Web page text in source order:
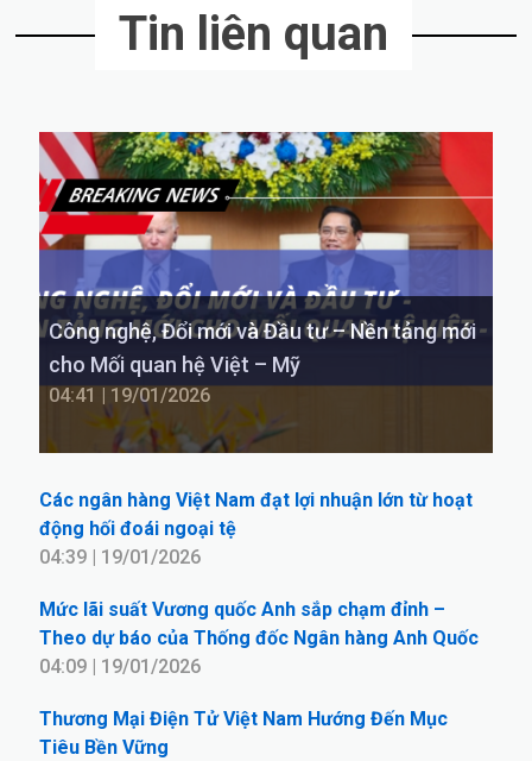
Tin liên quan
Công nghệ, Đổi mới và Đầu tư – Nền tảng mới
cho Mối quan hệ Việt – Mỹ
04:41 | 19/01/2026
Các ngân hàng Việt Nam đạt lợi nhuận lớn từ hoạt
động hối đoái ngoại tệ
04:39 | 19/01/2026
Mức lãi suất Vương quốc Anh sắp chạm đỉnh –
Theo dự báo của Thống đốc Ngân hàng Anh Quốc
04:09 | 19/01/2026
Thương Mại Điện Tử Việt Nam Hướng Đến Mục
Tiêu Bền Vững